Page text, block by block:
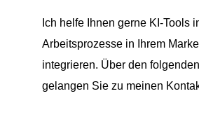
Ich helfe Ihnen gerne KI-Tools
Arbeitsprozesse in Ihrem
integrieren. Über den folgenden
gelangen Sie zu meinen